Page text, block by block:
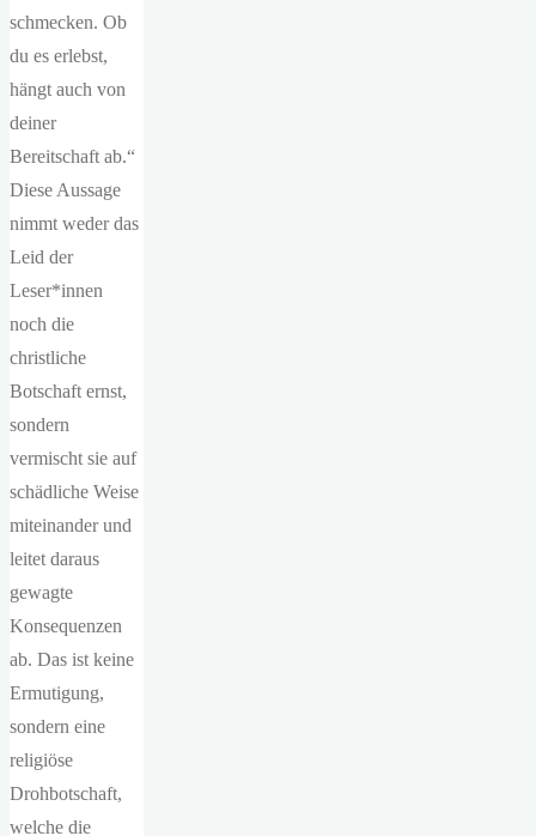
schmecken. Ob
du es erlebst,
hängt auch von
deiner
Bereitschaft ab.“
Diese Aussage
nimmt weder das
Leid der
Leser*innen
noch die
christliche
Botschaft ernst,
sondern
vermischt sie auf
schädliche Weise
miteinander und
leitet daraus
gewagte
Konsequenzen
ab. Das ist keine
Ermutigung,
sondern eine
religiöse
Drohbotschaft,
welche die